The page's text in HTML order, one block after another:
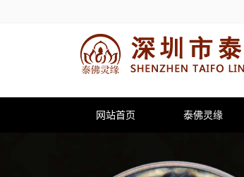
网站首页 泰佛灵缘